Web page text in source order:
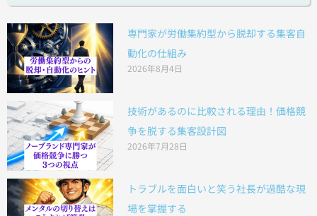
専門家が労働集約型から脱却する集客自
動化の仕組み
2026年8月4日
技術があるのに比較される理由！価格競
争を脱する集客設計図
2026年7月28日
トラブルを面白いと笑う社長が過酷な現
場を掌握する